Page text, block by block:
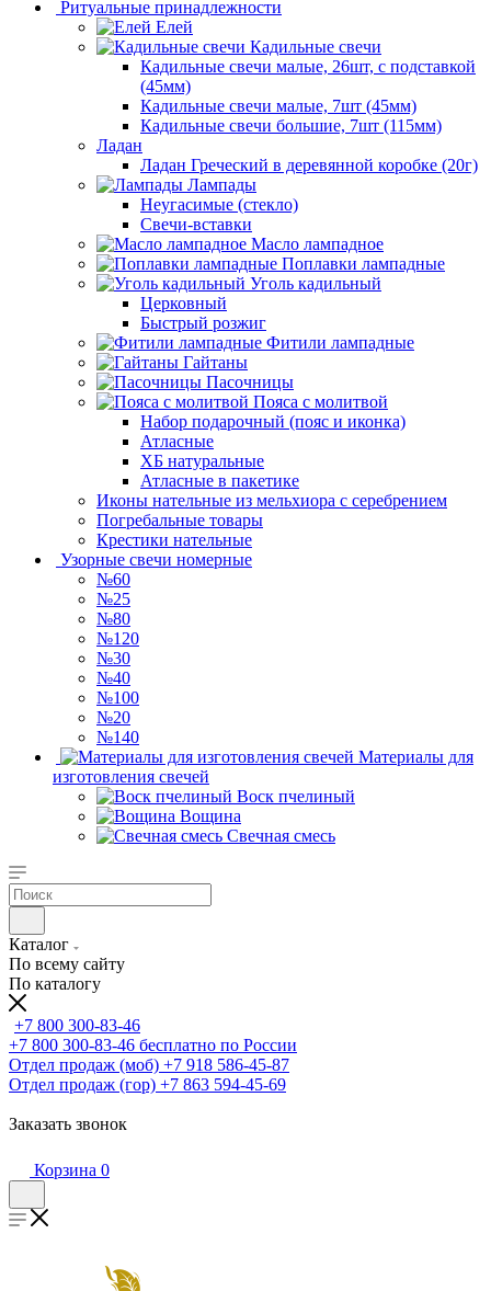
Ритуальные принадлежности
Елей
Кадильные свечи
Кадильные свечи малые, 26шт, с подставкой
(45мм)
Кадильные свечи малые, 7шт (45мм)
Кадильные свечи большие, 7шт (115мм)
Ладан
Ладан Греческий в деревянной коробке (20г)
Лампады
Неугасимые (стекло)
Свечи-вставки
Масло лампадное
Поплавки лампадные
Уголь кадильный
Церковный
Быстрый розжиг
Фитили лампадные
Гайтаны
Пасочницы
Пояса с молитвой
Набор подарочный (пояс и иконка)
Атласные
ХБ натуральные
Атласные в пакетике
Иконы нательные из мельхиора с серебрением
Погребальные товары
Крестики нательные
Узорные свечи номерные
№60
№25
№80
№120
№30
№40
№100
№20
№140
Материалы для
изготовления свечей
Воск пчелиный
Вощина
Свечная смесь
Каталог
По всему сайту
По каталогу
+7 800 300-83-46
+7 800 300-83-46 бесплатно по России
Отдел продаж (моб) +7 918 586-45-87
Отдел продаж (гор) +7 863 594-45-69
Заказать звонок
Корзина 0